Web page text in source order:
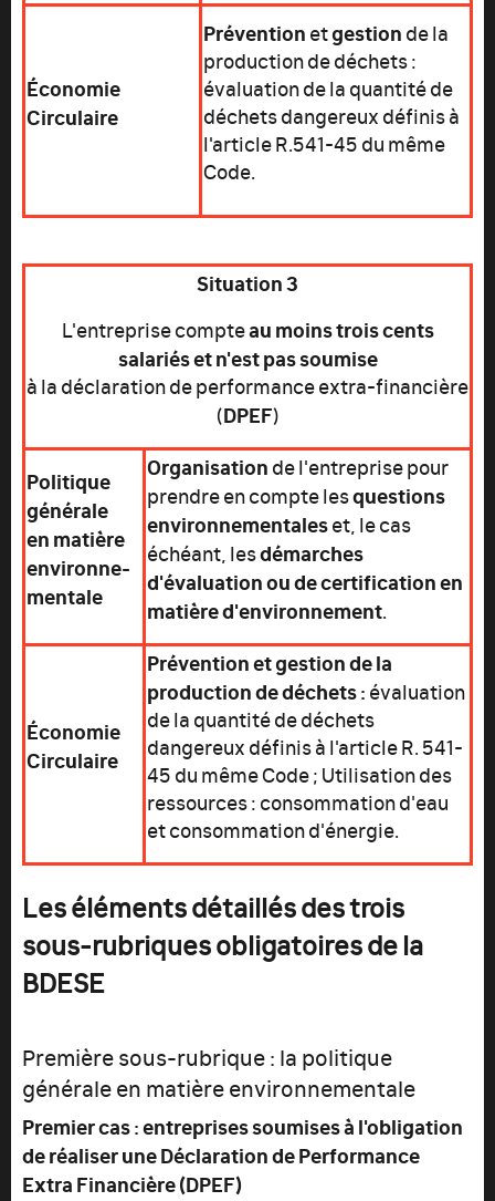
Économie
Circulaire
Préventionetgestionde la
production de déchets :
évaluation de la quantité de
déchets dangereux définis à
l'article R.541-45 du même
Code.
Situation 3
L'entreprise compteau moins trois cents
salariés et n'est pas soumise
à la déclaration de performance extra-financière
(DPEF)
Politique
générale
en matière
environne-
mentale
Organisationde l'entreprise pour
prendre en compte lesquestions
environnementaleset, le cas
échéant, lesdémarches
d'évaluationou de certification en
matière d'environnement.
Économie
Circulaire
Prévention et gestion de la
production de déchets :évaluation
de la quantité de déchets
dangereux définis à l'article R. 541-
45 du même Code ; Utilisation des
ressources : consommation d'eau
et consommation d'énergie.
Les éléments détaillés des trois
sous-rubriques obligatoires de la
BDESE
Première sous-rubrique : la politique
générale en matière environnementale
Premier cas : entreprises soumises à l'obligation
de réaliser une Déclaration de Performance
Extra Financière (DPEF)